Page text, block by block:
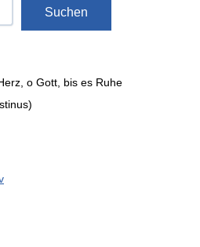
Suchen
o Gott, bis es Ruhe